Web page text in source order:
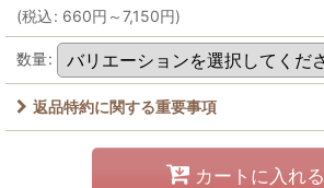
(税込: 660円 ～7,150円)
数量:
返品特約に関する重要事項
カートに入れる